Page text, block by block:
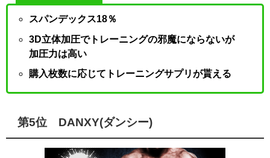
スパンデックス18％
3D立体加圧でトレーニングの邪魔にならないが
加圧力は高い
購入枚数に応じてトレーニングサプリが貰える
第5位 DANXY(ダンシー)